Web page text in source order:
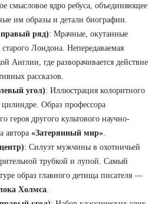
смысловое ядро ребуса, объединяющее
им образы и детали биографии.
ряд): Мрачные, окутанные
Лондона. Непередаваемая
Англии, где разворачивается действие
рассказов.
угол): Иллюстрация колоритного
Образ профессора
героя другого культового научно-
автора «Затерянный мир».
: Силуэт мужчины в охотничьей
трубкой и лупой. Самый
образ главного детища писателя —
Холмса.